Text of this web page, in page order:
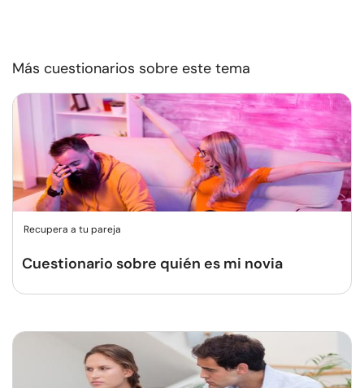
Más cuestionarios sobre este tema
Recupera a tu pareja
Cuestionario sobre quién es mi novia